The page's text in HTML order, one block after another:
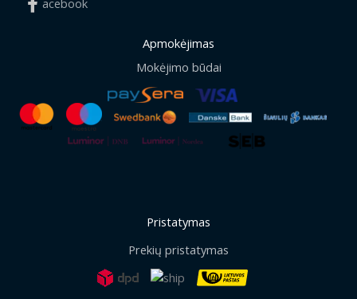
acebook
Apmokėjimas
Mokėjimo būdai
Pristatymas
Prekių pristatymas